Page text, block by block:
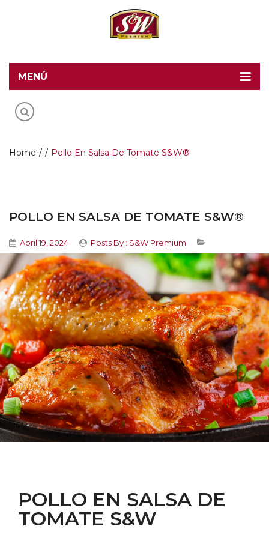
MENÚ
Home
Productos
Contacto
Blog
Home / / Pollo En Salsa De Tomate S&W®
POLLO EN SALSA DE TOMATE S&W®
Abril 19, 2024 Posts By : S&W Premium
POLLO EN SALSA DE
TOMATE S&W